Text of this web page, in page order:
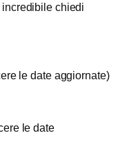
chiedi
le date aggiornate)
le date